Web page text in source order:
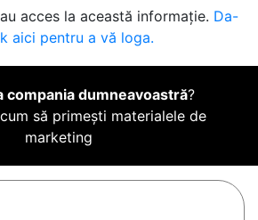
acces la această informație. Da-
aici pentru a vă loga.
compania dumneavoastră?
să primești materialele de
marketing